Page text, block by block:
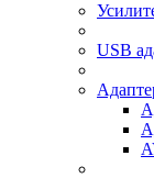
USB